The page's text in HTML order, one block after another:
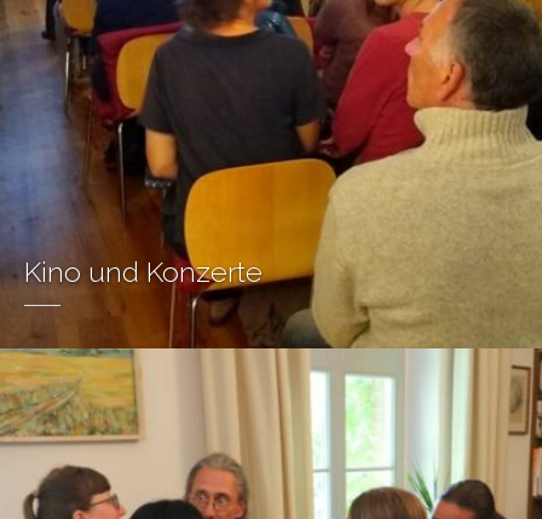
Kino und Konzerte